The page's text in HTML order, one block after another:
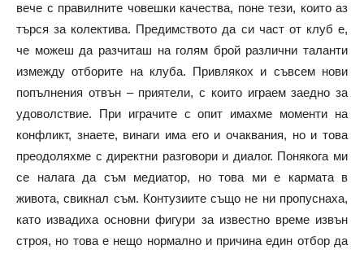
вече с правилните човешки качества, поне тези, които аз
търся за колектива. Предимството да си част от клуб е,
че можеш да разчиташ на голям брой различни таланти
измежду отборите на клуба. Привлякох и съвсем нови
попълнения отвън – приятели, с които играем заедно за
удоволствие. При играчите с опит имахме моменти на
конфликт, знаете, винаги има его и очаквания, но и това
преодоляхме с директни разговори и диалог. Понякога ми
се налага да съм медиатор, но това ми е кармата в
живота, свикнал съм. Контузиите също не ни пропуснаха,
като извадиха основни фигури за известно време извън
строя, но това е нещо нормално и причина един отбор да